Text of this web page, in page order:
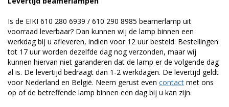
Is de EIKI 610 280 6939 / 610 290 8985 beamerlamp uit
voorraad leverbaar? Dan kunnen wij de lamp binnen een
werkdag bij u afleveren, indien voor 12 uur besteld. Bestellingen
tot 17 uur worden dezelfde dag nog verzonden, maar wij
kunnen hiervan niet garanderen dat de lamp er de volgende dag
al is. De levertijd bedraagt dan 1-2 werkdagen. De levertijd geldt
voor Nederland en België. Neem gerust even contact met ons
op of de betreffende lamp binnen een dag bij u kan zijn.